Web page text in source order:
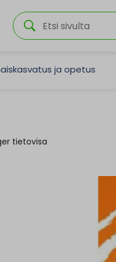
ja opetus
tietovisa